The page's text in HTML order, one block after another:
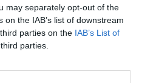
may separately opt-out of the
the IAB’s list of downstream
parties on the IAB’s List of
parties.